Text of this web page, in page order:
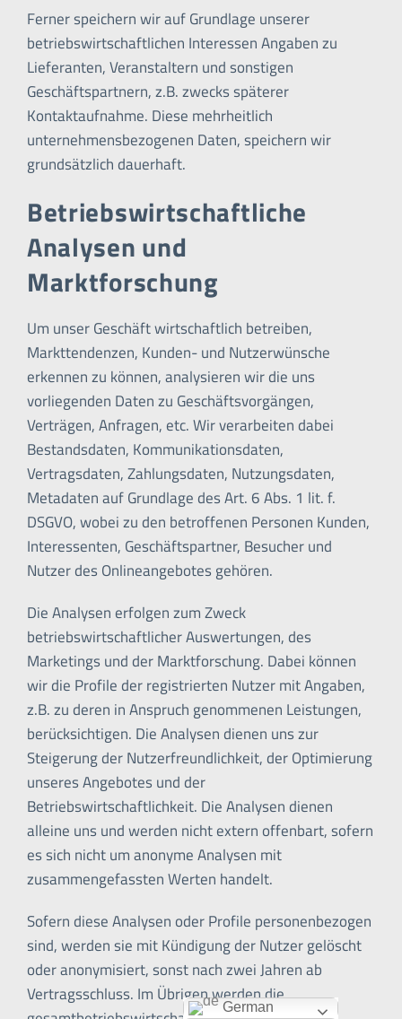
Ferner speichern wir auf Grundlage unserer
betriebswirtschaftlichen Interessen Angaben zu
Lieferanten, Veranstaltern und sonstigen
Geschäftspartnern, z.B. zwecks späterer
Kontaktaufnahme. Diese mehrheitlich
unternehmensbezogenen Daten, speichern wir
grundsätzlich dauerhaft.
Betriebswirtschaftliche
Analysen und
Marktforschung
Um unser Geschäft wirtschaftlich betreiben,
Markttendenzen, Kunden- und Nutzerwünsche
erkennen zu können, analysieren wir die uns
vorliegenden Daten zu Geschäftsvorgängen,
Verträgen, Anfragen, etc. Wir verarbeiten dabei
Bestandsdaten, Kommunikationsdaten,
Vertragsdaten, Zahlungsdaten, Nutzungsdaten,
Metadaten auf Grundlage des Art. 6 Abs. 1 lit. f.
DSGVO, wobei zu den betroffenen Personen Kunden,
Interessenten, Geschäftspartner, Besucher und
Nutzer des Onlineangebotes gehören.
Die Analysen erfolgen zum Zweck
betriebswirtschaftlicher Auswertungen, des
Marketings und der Marktforschung. Dabei können
wir die Profile der registrierten Nutzer mit Angaben,
z.B. zu deren in Anspruch genommenen Leistungen,
berücksichtigen. Die Analysen dienen uns zur
Steigerung der Nutzerfreundlichkeit, der Optimierung
unseres Angebotes und der
Betriebswirtschaftlichkeit. Die Analysen dienen
alleine uns und werden nicht extern offenbart, sofern
es sich nicht um anonyme Analysen mit
zusammengefassten Werten handelt.
Sofern diese Analysen oder Profile personenbezogen
sind, werden sie mit Kündigung der Nutzer gelöscht
oder anonymisiert, sonst nach zwei Jahren ab
Vertragsschluss. Im Übrigen werden die
German